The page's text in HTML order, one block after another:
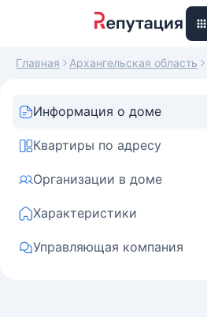
Главная Архангельская область
Информация о доме
Квартиры по адресу
Организации в доме
Характеристики
Управляющая компания